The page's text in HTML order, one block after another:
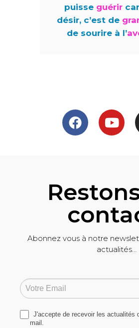
puisse guérir
désir, c’est de
de sourire à l’
Abonnez vous à notre
actualités…
Newsletter
Signup
J'accepte de recevoir les actualités
mail.
Si
vous
êtes
un
humain,
remplissez
ce
champ.